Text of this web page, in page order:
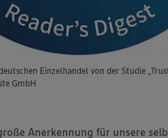
Einzelhandel von der Studie
GmbH
Anerkennung für unsere